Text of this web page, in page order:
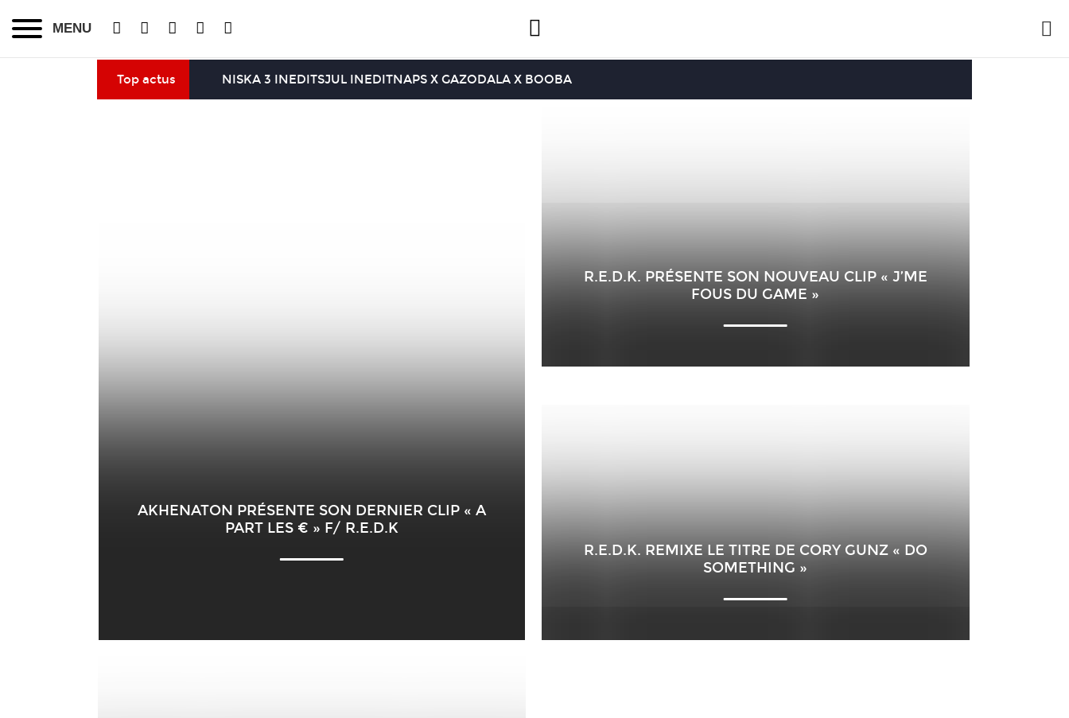
MENU
Top actus NISKA 3 INEDITSJUL INEDITNAPS X GAZODALA X BOOBA
AKHENATON PRÉSENTE SON DERNIER CLIP « A
PART LES € » F/ R.E.D.K
R.E.D.K. PRÉSENTE SON NOUVEAU CLIP « J’ME
FOUS DU GAME »
R.E.D.K. REMIXE LE TITRE DE CORY GUNZ « DO
SOMETHING »